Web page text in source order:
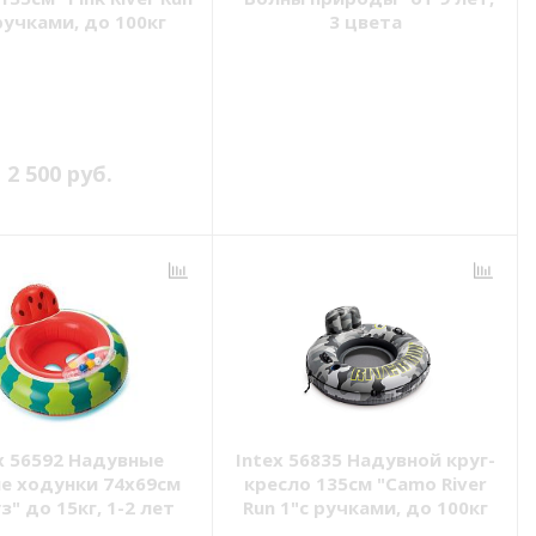
до 100кг
2 500 руб.
3 цвета
56592 Надувные
ходунки 74х69см
до 15кг, 1-2 лет
Intex 56835 Надувной круг-
кресло 135см "Camo River
Run 1"с ручками, до 100кг